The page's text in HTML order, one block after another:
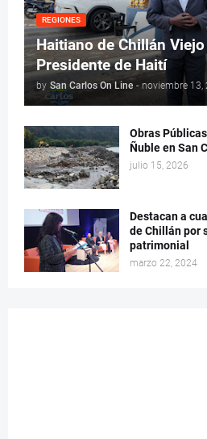
REGIONES
Haitiano de Chillán
Presidente de Haití
by San Carlos On Line - noviembre 13,
Obras
Ñuble en San
julio 15, 2026
Destacan a
de Chillán por
patrimonial
marzo 22, 2024